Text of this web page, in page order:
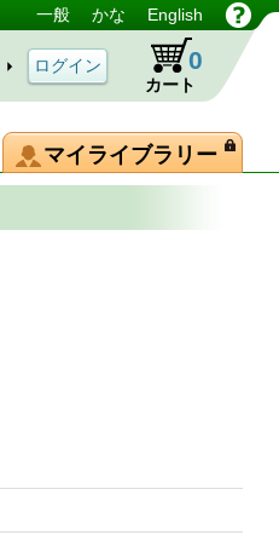
一般 かな English
カート
0
マイライブラリー